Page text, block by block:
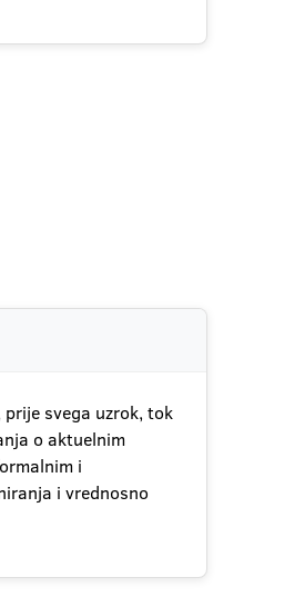
svega uzrok, tok
o aktuelnim
i
i vrednosno